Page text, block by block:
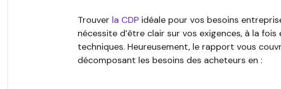
Trouver la CDP idéale pour vos besoins
nécessite d’être clair sur vos exigences, à la
techniques. Heureusement, le rapport vous
décomposant les besoins des acheteurs en :